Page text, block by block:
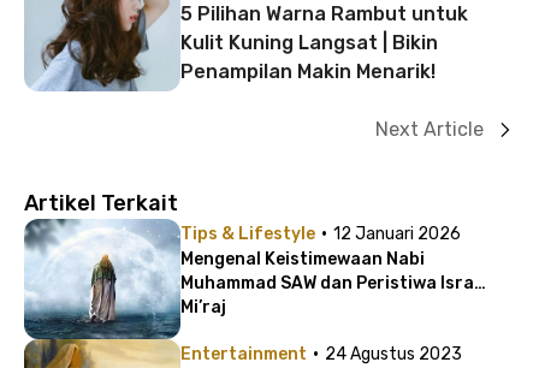
5 Pilihan Warna Rambut untuk
Kulit Kuning Langsat | Bikin
Penampilan Makin Menarik!
Next Article
Artikel Terkait
Tips & Lifestyle · 12 Januari 2026
Mengenal Keistimewaan Nabi
Muhammad SAW dan Peristiwa Isra
Mi’raj
Entertainment · 24 Agustus 2023